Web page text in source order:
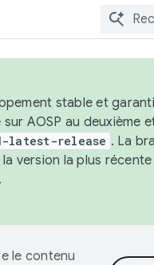
stable et
AOSP au deuxième
latest-release . La
version la plus récente
le contenu